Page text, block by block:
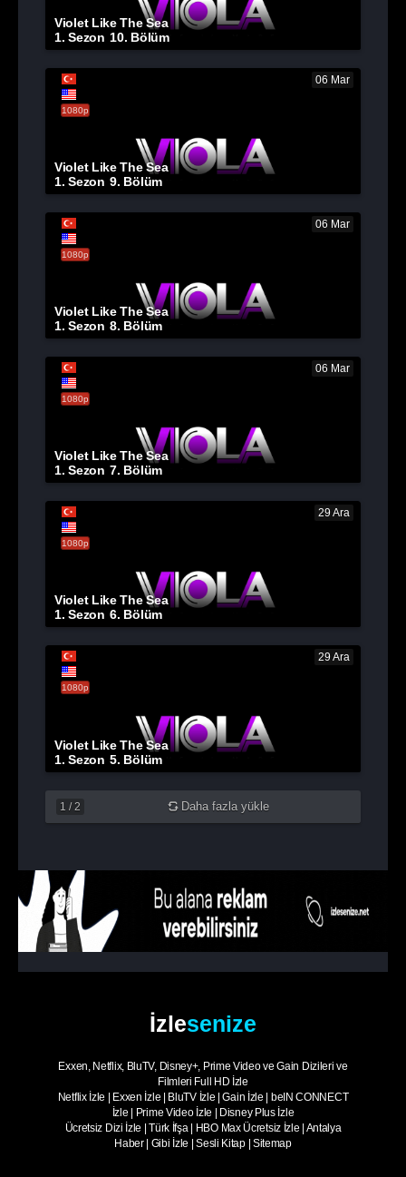
Violet Like The Sea
1. Sezon 10. Bölüm
1080p
06 Mar
Violet Like The Sea
1. Sezon 9. Bölüm
1080p
06 Mar
Violet Like The Sea
1. Sezon 8. Bölüm
1080p
06 Mar
Violet Like The Sea
1. Sezon 7. Bölüm
1080p
29 Ara
Violet Like The Sea
1. Sezon 6. Bölüm
1080p
29 Ara
Violet Like The Sea
1. Sezon 5. Bölüm
1 / 2 Daha fazla yükle
İzlesenize
Exxen, Netflix, BluTV, Disney+, Prime Video ve Gain Dizileri ve
Filmleri Full HD İzle
Netflix İzle | Exxen İzle | BluTV İzle |Gain İzle | beIN CONNECT
İzle | Prime Video İzle | Disney Plus İzle
Ücretsiz Dizi İzle |Türk İfşa | HBO Max Ücretsiz İzle | Antalya
Haber| Gibi İzle |Sesli Kitap| Sitemap